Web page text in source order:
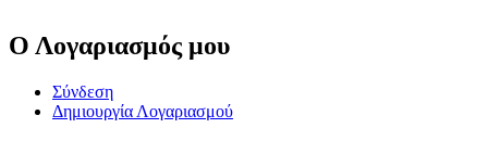
Ο Λογαριασμός μου
Σύνδεση
Δημιουργία Λογαριασμού